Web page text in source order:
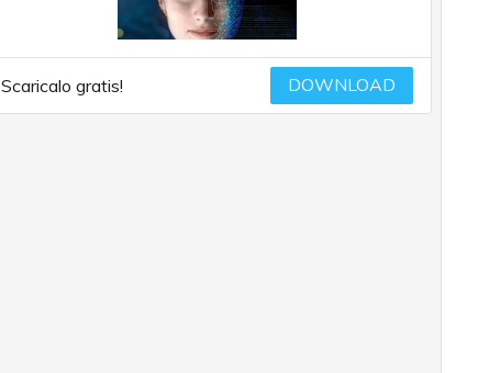
Scaricalo gratis! DOWNLOAD